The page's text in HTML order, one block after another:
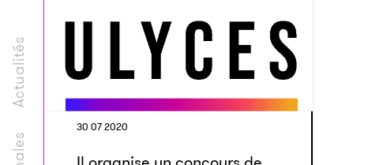
Actualités
30 07 2020